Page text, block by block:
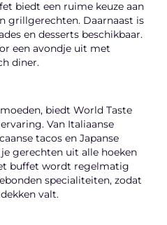
biedt een ruime keuze aan
grillgerechten. Daarnaast is
en desserts beschikbaar.
een avondje uit met
diner.
biedt World Taste
Van Italiaanse
tacos en Japanse
gerechten uit alle hoeken
buffet wordt regelmatig
specialiteiten, zodat
valt.